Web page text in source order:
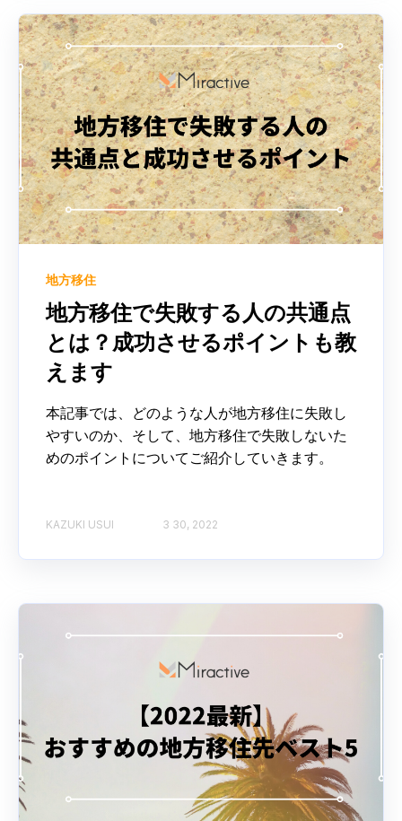
地方移住
地方移住で失敗する人の共通点
とは？成功させるポイントも教
えます
本記事では、どのような人が地方移住に失敗し
やすいのか、そして、地方移住で失敗しないた
めのポイントについてご紹介していきます。
KAZUKI USUI 3 30, 2022